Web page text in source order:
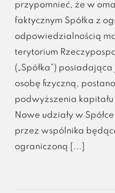
przypomnieć, że w
faktycznym Spółka z
odpowiedzialnością
terytorium
(„Spółka”)
osobę fizyczną,
podwyższenia
Nowe udziały w
przez wspólnika
ograniczoną [...]